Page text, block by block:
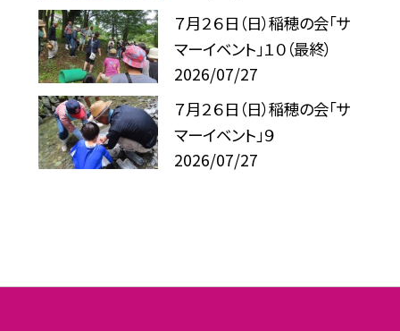
７月２６日（日）稲穂の会「サ
マーイベント」１０（最終）
2026/07/27
７月２６日（日）稲穂の会「サ
マーイベント」９
2026/07/27